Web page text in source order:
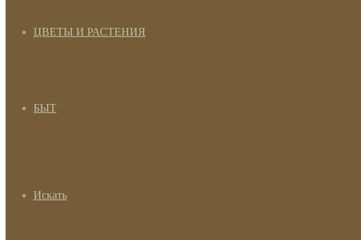
ЦВЕТЫ И РАСТЕНИЯ
БЫТ
Искать